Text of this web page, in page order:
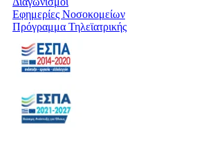
Εφημερίες Νοσοκομείων
Πρόγραμμα Τηλεϊατρικής